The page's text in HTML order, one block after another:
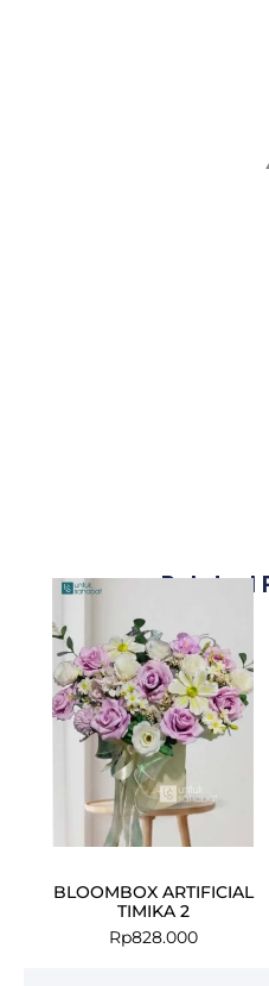
Related
BLOOMBOX ARTIFICIAL
TIMIKA 2
Rp828.000